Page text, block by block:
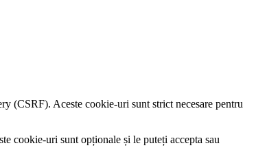
(CSRF). Aceste cookie-uri sunt strict necesare pentru
cookie-uri sunt opționale și le puteți accepta sau